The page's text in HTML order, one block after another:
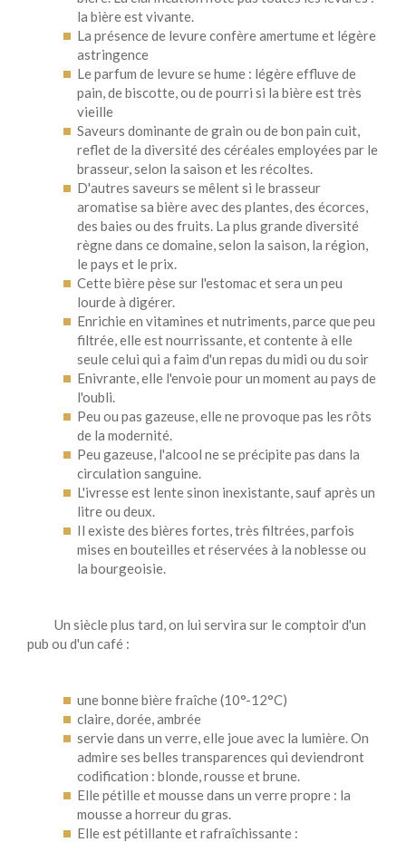
la bière est vivante.
La présence de levure confère amertume et légère
astringence
Le parfum de levure se hume : légère effluve de
pain, de biscotte, ou de pourri si la bière est très
vieille
Saveurs dominante de grain ou de bon pain cuit,
reflet de la diversité des céréales employées par le
brasseur, selon la saison et les récoltes.
D'autres saveurs se mêlent si le brasseur
aromatise sa bière avec des plantes, des écorces,
des baies ou des fruits. La plus grande diversité
règne dans ce domaine, selon la saison, la région,
le pays et le prix.
Cette bière pèse sur l'estomac et sera un peu
lourde à digérer.
Enrichie en vitamines et nutriments, parce que peu
filtrée, elle est nourrissante, et contente à elle
seule celui qui a faim d'un repas du midi ou du soir
Enivrante, elle l'envoie pour un moment au pays de
l'oubli.
Peu ou pas gazeuse, elle ne provoque pas les rôts
de la modernité.
Peu gazeuse, l'alcool ne se précipite pas dans la
circulation sanguine.
L'ivresse est lente sinon inexistante, sauf après un
litre ou deux.
Il existe des bières fortes, très filtrées, parfois
mises en bouteilles et réservées à la noblesse ou
la bourgeoisie.
Un siècle plus tard, on lui servira sur le comptoir d'un
pub ou d'un café :
une bonne bière fraîche (10°-12°C)
claire, dorée, ambrée
servie dans un verre, elle joue avec la lumière. On
admire ses belles transparences qui deviendront
codification : blonde, rousse et brune.
Elle pétille et mousse dans un verre propre : la
mousse a horreur du gras.
Elle est pétillante et rafraîchissante :